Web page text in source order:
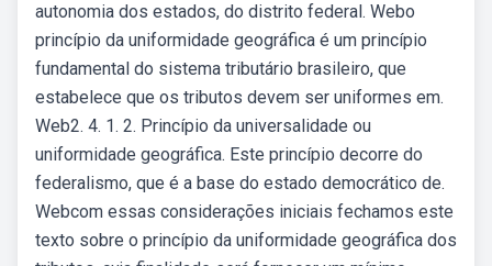
autonomia dos estados, do distrito federal. Webo
princípio da uniformidade geográfica é um princípio
fundamental do sistema tributário brasileiro, que
estabelece que os tributos devem ser uniformes em.
Web2. 4. 1. 2. Princípio da universalidade ou
uniformidade geográfica. Este princípio decorre do
federalismo, que é a base do estado democrático de.
Webcom essas considerações iniciais fechamos este
texto sobre o princípio da uniformidade geográfica dos